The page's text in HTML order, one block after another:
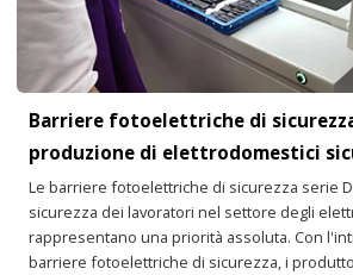
Barriere fotoelettriche di
produzione di elettrodomestici
Le barriere fotoelettriche di sicurezza serie
sicurezza dei lavoratori nel settore degli
rappresentano una priorità assoluta. Con
barriere fotoelettriche di sicurezza, i